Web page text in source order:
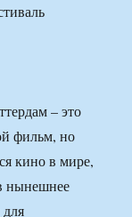
– это
фильм, но
кино в мире,
нынешнее